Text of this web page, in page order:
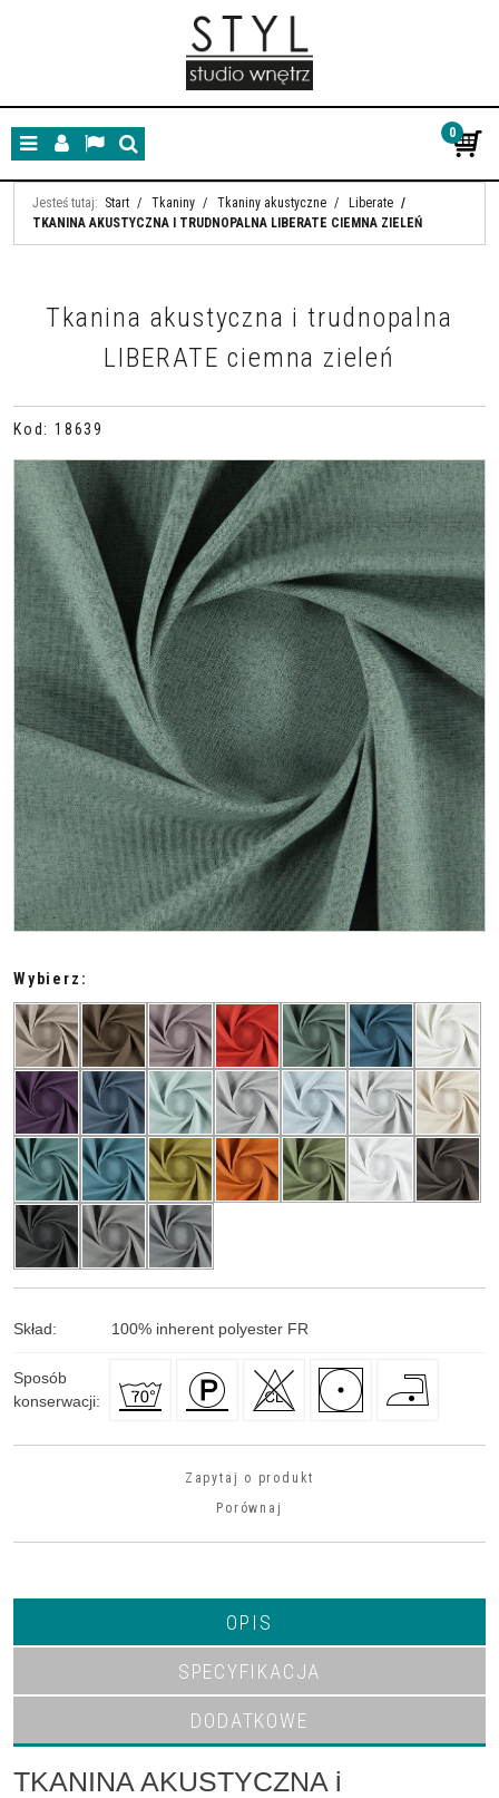
MenuPanelLangSzukaj
0
Jesteś tutaj: Start / Tkaniny / Tkaniny akustyczne / Liberate /
TKANINA AKUSTYCZNA I TRUDNOPALNA LIBERATE CIEMNA ZIELEŃ
Tkanina akustyczna i trudnopalna
LIBERATE ciemna zieleń
Kod : 18639
Wybierz:
Skład: 100% inherent polyester FR
Sposób
konserwacji:
Zapytaj o produkt
Porównaj
OPIS
SPECYFIKACJA
DODATKOWE
TKANINA AKUSTYCZNA i